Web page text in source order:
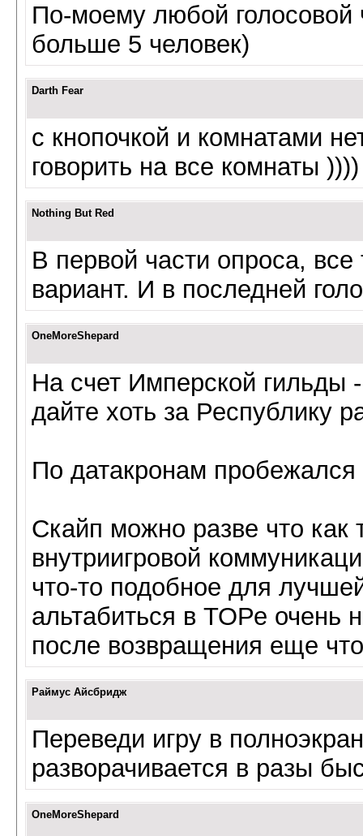
По-моему любой голосовой
больше 5 человек)
Darth Fear
с кнопочкой и комнатами
говорить на все комнаты ))))
Nothing But Red
В первой части опроса,
вариант. И в последней
OneMoreShepard
На счет Имперской гильды
дайте хоть за Республику
По датакронам
Скайп можно разве что как
внутриигровой
что-то подобное для
альтабиться в ТОРе очень
после возвращения еще
Раймус Айсбридж
Переведи игру в
разворачивается в разы
OneMoreShepard